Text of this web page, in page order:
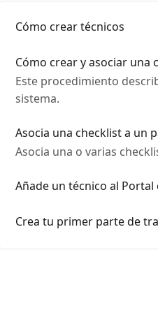
Cómo crear técnicos
Cómo crear y asociar una
Este procedimiento
sistema.
Asocia una checklist a un
Asocia una o varias
Añade un técnico al Portal
Crea tu primer parte de